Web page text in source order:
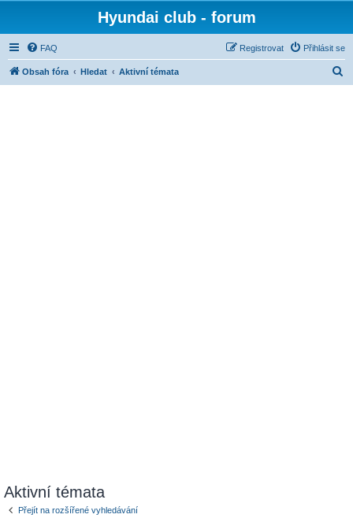
Hyundai club - forum
FAQ Přihlásit se
Registrovat
Obsah fóra Hledat Aktivní témata
Aktivní témata
Přejít na rozšířené vyhledávání